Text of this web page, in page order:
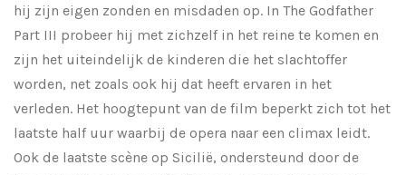
hij zijn eigen zonden en misdaden op. In The Godfather
Part III probeer hij met zichzelf in het reine te komen en
zijn het uiteindelijk de kinderen die het slachtoffer
worden, net zoals ook hij dat heeft ervaren in het
verleden. Het hoogtepunt van de film beperkt zich tot het
laatste half uur waarbij de opera naar een climax leidt.
Ook de laatste scène op Sicilië, ondersteund door de